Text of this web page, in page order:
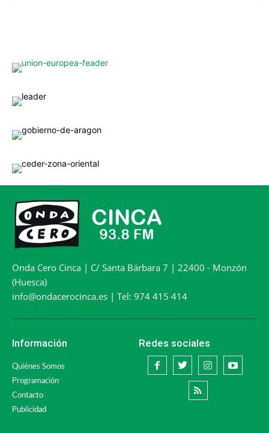
Onda Cero Cinca | C/ Santa Bárbara 7 | 22400 - Monzón
(Huesca)
info@ondacerocinca.es | Tel: 974 415 414
Información
Quiénes Somos
Programación
Contacto
Publicidad
Redes sociales